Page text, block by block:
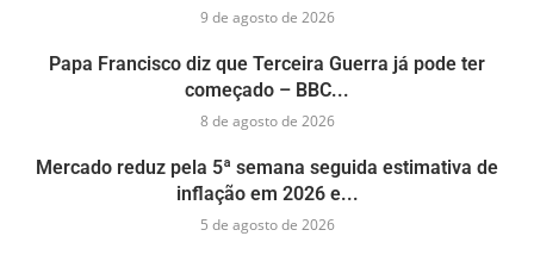
9 de agosto de 2026
Papa Francisco diz que Terceira Guerra já pode ter
começado – BBC...
8 de agosto de 2026
Mercado reduz pela 5ª semana seguida estimativa de
inflação em 2026 e...
5 de agosto de 2026